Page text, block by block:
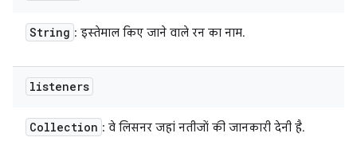
String : इस्तेमाल किए जाने वाले रन का नाम.
listeners
Collection : वे लिसनर जहां नतीजों की जानकारी देनी है.